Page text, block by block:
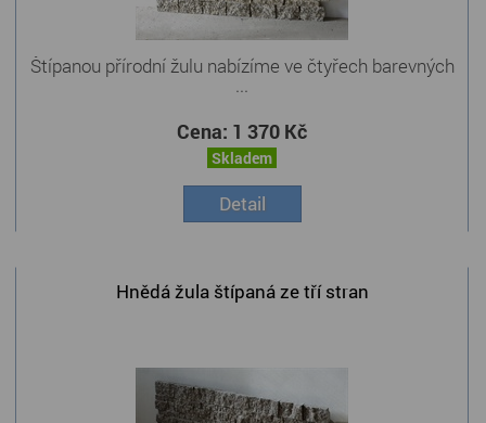
Štípanou přírodní žulu nabízíme ve čtyřech barevných
...
Cena: 1 370 Kč
Skladem
Detail
Hnědá žula štípaná ze tří stran